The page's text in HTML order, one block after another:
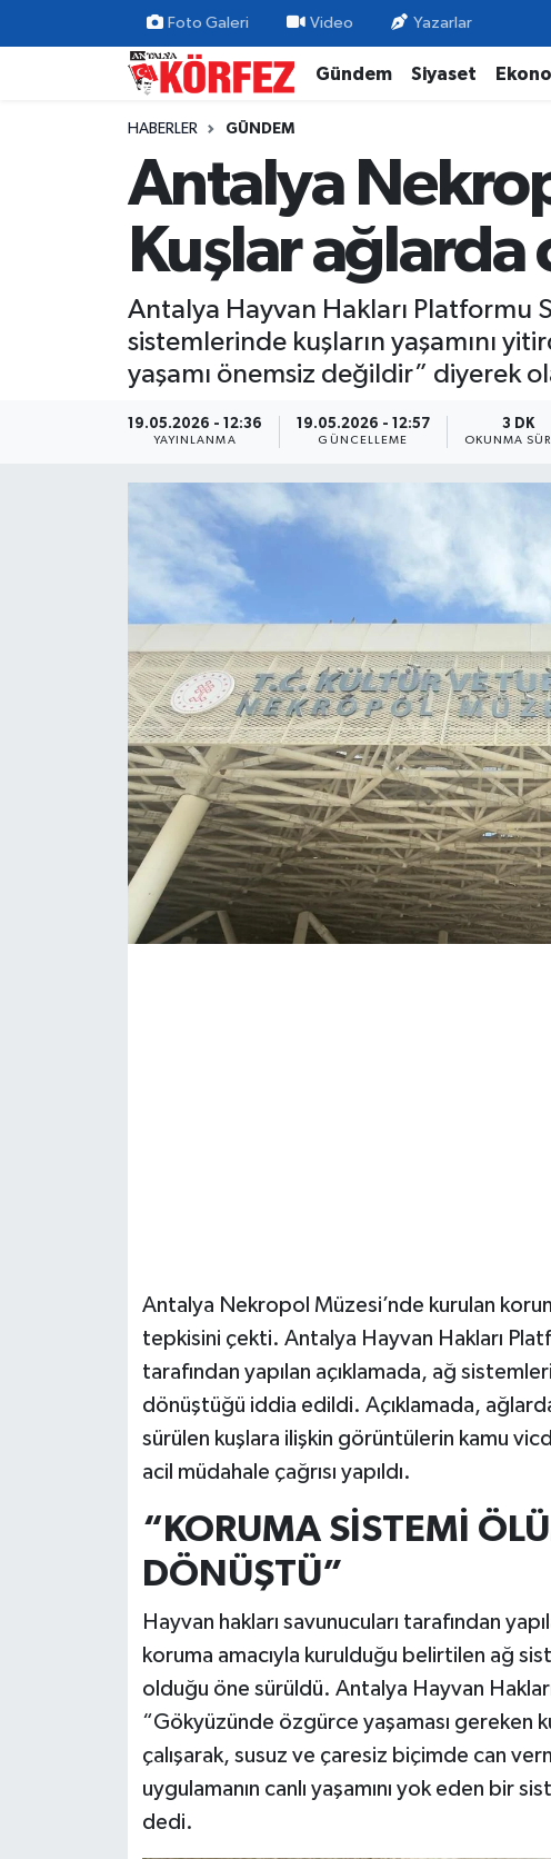
Foto Galeri Video Yazarlar
Gündem Siyaset
HABERLER GÜNDEM
Antalya
Kuşlar
Antalya Hayvan Hakları Platformu
sistemlerinde kuşların yaşamını
yaşamı önemsiz değildir” diyerek
19.05.2026 - 12:36
YAYINLANMA
19.05.2026 - 12:57
GÜNCELLEME
3 DK
OKUNMA
Antalya Nekropol Müzesi’nde kurulan
tepkisini çekti. Antalya Hayvan Hakları
tarafından yapılan açıklamada, ağ
dönüştüğü iddia edildi. Açıklamada,
sürülen kuşlara ilişkin görüntülerin kamu
acil müdahale çağrısı yapıldı.
“KORUMA SİSTEMİ
DÖNÜŞTÜ”
Hayvan hakları savunucuları tarafından
koruma amacıyla kurulduğu belirtilen ağ
olduğu öne sürüldü. Antalya Hayvan
“Gökyüzünde özgürce yaşaması gereken
çalışarak, susuz ve çaresiz biçimde can
uygulamanın canlı yaşamını yok eden bir
dedi.
Gündem
Yerel Yönetim
Magazin
Kültür ve Sanat
Sivil Toplum
Nöbetçi Eczaneler
Trafik Durumu
Süper Lig Puan Durumu ve Fikstür
Tüm Manşetler
Son Dakika Haberleri
Haber Arşivi